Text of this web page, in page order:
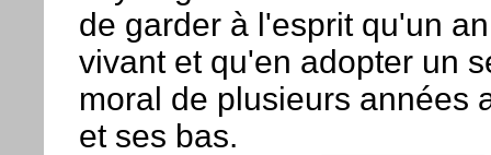
de garder à l'esprit qu'un
vivant et qu'en adopter un
moral de plusieurs années
et ses bas.